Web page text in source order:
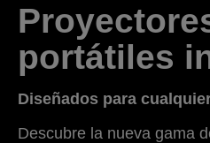
portátiles
Diseñados para
Descubre la nueva gama